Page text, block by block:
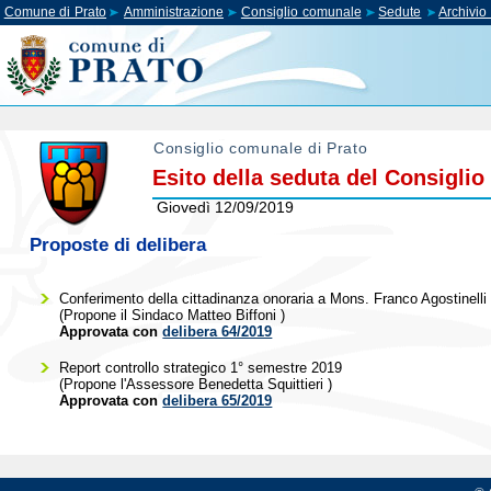
Comune di Prato Amministrazione Consiglio comunale Sedute Archivio
Consiglio comunale di Prato
Esito della seduta del Consiglio
Giovedì 12/09/2019
Proposte di delibera
Conferimento della cittadinanza onoraria a Mons. Franco
(Propone il Sindaco Matteo Biffoni )
Approvata condelibera 64/2019
Report controllo strategico 1° semestre 2019
(Propone l'Assessore Benedetta Squittieri )
Approvata condelibera 65/2019